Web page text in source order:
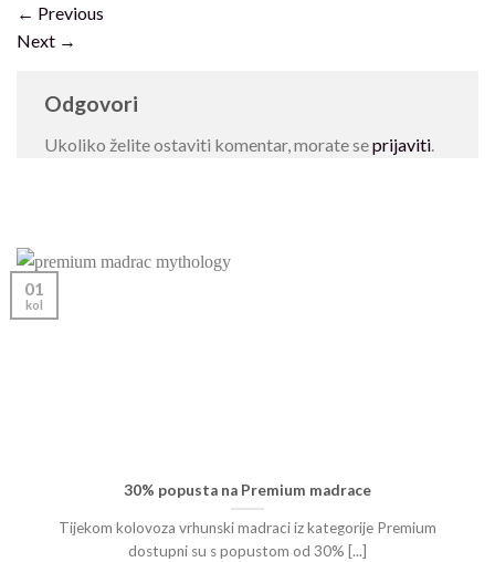
← Previous
Next →
Odgovori
Ukoliko želite ostaviti komentar, morate seprijaviti.
30% popusta na Premium madrace
Tijekom kolovoza vrhunski madraci iz kategorije Premium
dostupni su s popustom od 30% [...]
01
kol